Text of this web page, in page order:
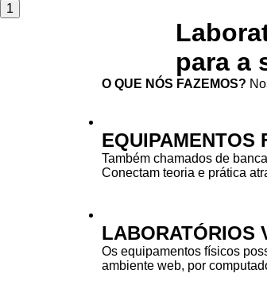
1
para a
O QUE NÓS FAZEMOS?
EQUIPAMENTOS
Também chamados de
Conectam teoria e prática
LABORATÓRIOS
Os equipamentos físicos
ambiente web, por